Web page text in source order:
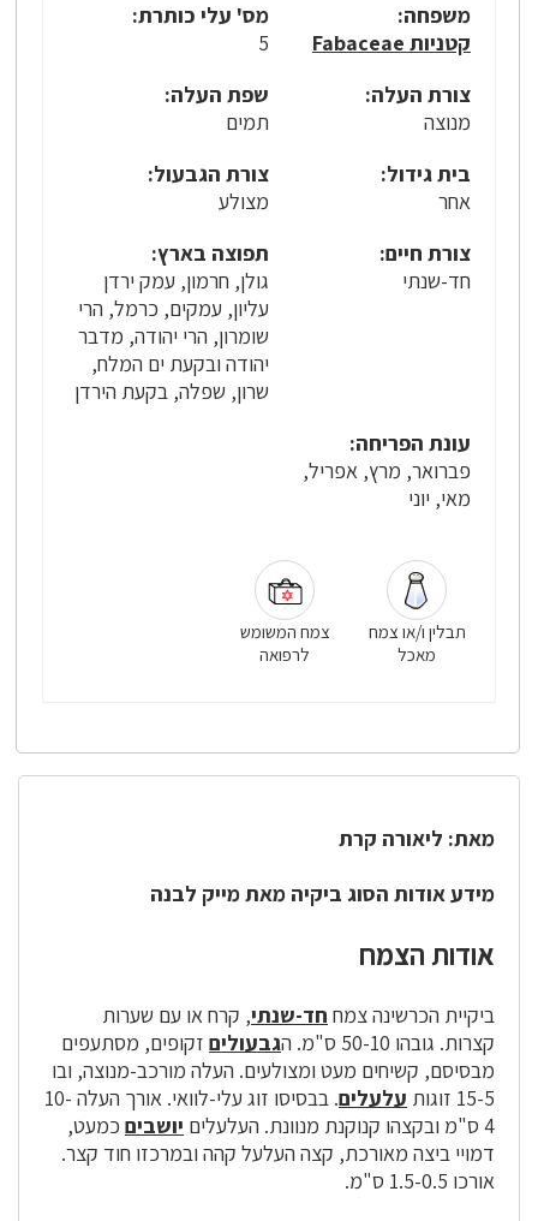
משפחה:
קטניות Fabaceae
מס' עלי כותרת:
5
צורת העלה:
מנוצה
שפת העלה:
תמים
בית גידול:
אחר
צורת הגבעול:
מצולע
צורת חיים:
חד-שנתי
תפוצה בארץ:
גולן, חרמון, עמק ירדן
עליון, עמקים, כרמל, הרי
שומרון, הרי יהודה, מדבר
יהודה ובקעת ים המלח,
שרון, שפלה, בקעת הירדן
עונת הפריחה:
פברואר, מרץ, אפריל,
מאי, יוני
תבלין ו/או צמח
מאכל
צמח המשומש
לרפואה
מאת: ליאורה קרת
מידע אודות הסוג ביקיה מאתמייק לבנה
אודות הצמח
ביקיית הכרשינה צמח חד-שנתי, קרח או עם שערות
קצרות. גובהו 50-10 ס"מ. ה
גבעולים זקופים, מסתעפים
מבסיסם, קשיחים מעט ומצולעים. העלה מורכב-מנוצה, ובו
15-5 זוגות
עלעלים
. בבסיסו זוג עלי-לוואי. אורך העלה 10-
4 ס"מ ובקצהו קנוקנת מנוונת. העלעלים
יושבים כמעט,
דמויי ביצה מאורכת, קצה העלעל קהה ובמרכזו חוד קצר.
אורכו 1.5-0.5 ס"מ.